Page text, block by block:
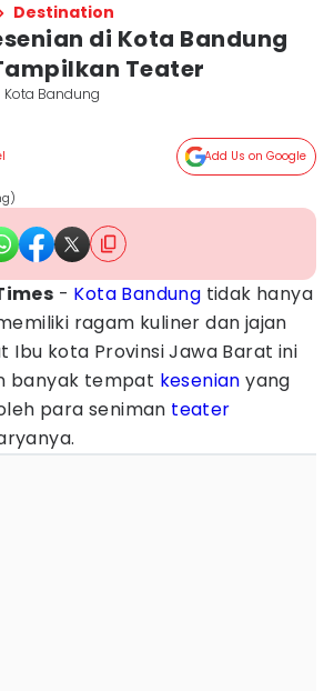
Destination
di Kota Bandung
Teater
Kota Bandung
Add Us on Google
- Kota Bandung tidak hanya
ragam kuliner dan jajan
Ibu kota Provinsi Jawa Barat ini
banyak tempat kesenian yang
para seniman teater